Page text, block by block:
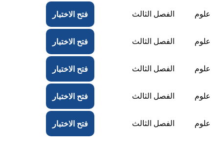
علوم الفصل الثالث فتح الاختبار
علوم الفصل الثالث فتح الاختبار
علوم الفصل الثالث فتح الاختبار
علوم الفصل الثالث فتح الاختبار
علوم الفصل الثالث فتح الاختبار